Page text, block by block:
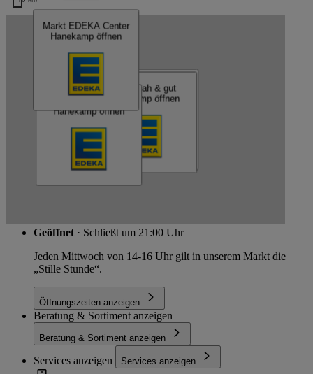
Kartendaten werden geladen …
Markt EDEKA Center
Hanekamp öffnen
Markt nah & gut
Hanekamp öffnen
Hanekamp öffnen
Markt EDEKA Center
Hanekamp öffnen
EDEKA Center Hanekamp
Geöffnet · Schließt um 21:00 Uhr
Jeden Mittwoch von 14-16 Uhr gilt in unserem Markt die
„Stille Stunde“.
Öffnungszeiten anzeigen
Beratung & Sortiment anzeigen
Beratung & Sortiment anzeigen
Services anzeigen Services anzeigen